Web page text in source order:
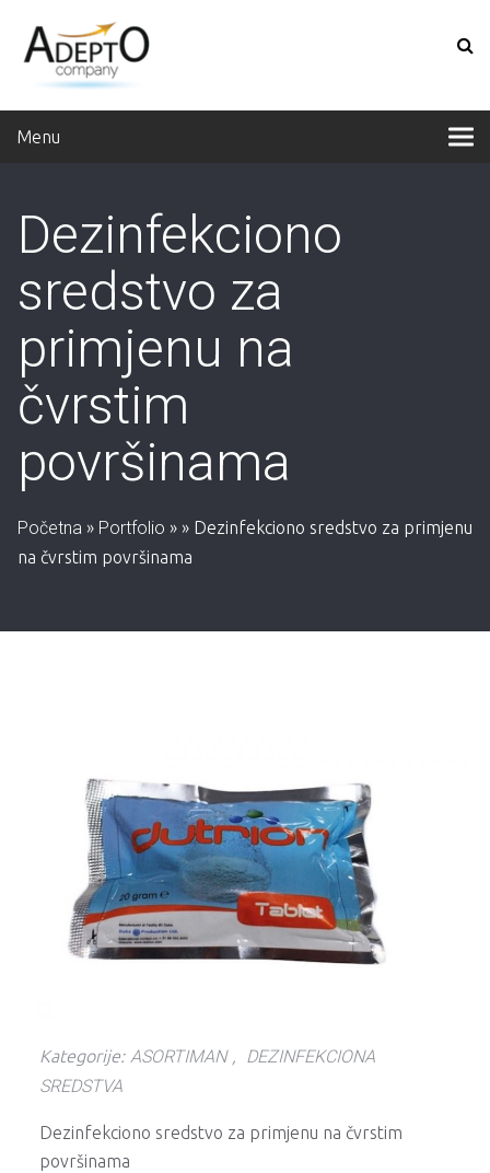
Menu
Dezinfekciono
sredstvo za
primjenu na
čvrstim
površinama
Početna » Portfolio » » Dezinfekciono sredstvo za primjenu
na čvrstim površinama
Kategorije: ASORTIMAN ,
DEZINFEKCIONA
SREDSTVA
Dezinfekciono sredstvo za primjenu na čvrstim
površinama